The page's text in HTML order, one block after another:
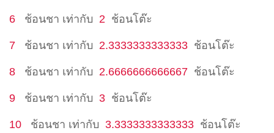
6 ช้อนชา เท่ากับ 2 ช้อนโต๊ะ
7 ช้อนชา เท่ากับ 2.3333333333333 ช้อนโต๊ะ
8 ช้อนชา เท่ากับ 2.6666666666667 ช้อนโต๊ะ
9 ช้อนชา เท่ากับ 3 ช้อนโต๊ะ
10 ช้อนชา เท่ากับ 3.3333333333333 ช้อนโต๊ะ